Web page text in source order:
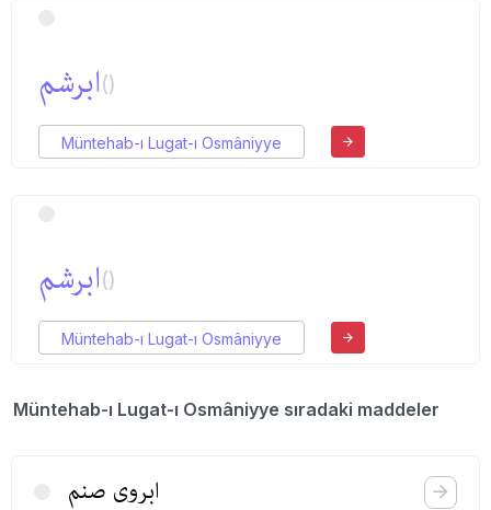
ابرشم()
Müntehab-ı Lugat-ı Osmâniyye
ابرشم()
Müntehab-ı Lugat-ı Osmâniyye
Müntehab-ı Lugat-ı Osmâniyye sıradaki maddeler
ابروی صنم